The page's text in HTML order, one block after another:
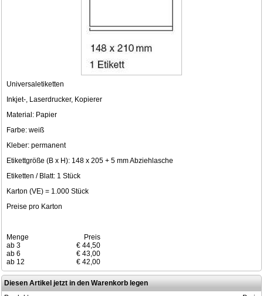
Universaletiketten
Inkjet-, Laserdrucker, Kopierer
Material: Papier
Farbe: weiß
Kleber: permanent
Etikettgröße (B x H): 148 x 205 + 5 mm Abziehlasche
Etiketten / Blatt: 1 Stück
Karton (VE) = 1.000 Stück
Preise pro Karton
Menge
Preis
ab 3
€ 44,50
ab 6
€ 43,00
ab 12
€ 42,00
Diesen Artikel jetzt in den Warenkorb legen